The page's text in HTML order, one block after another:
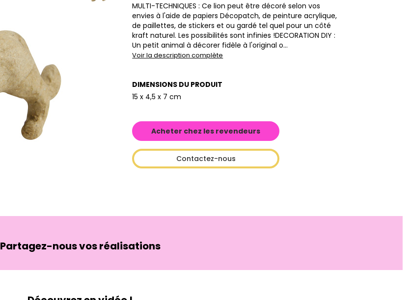
MULTI-TECHNIQUES : Ce lion peut être décoré selon vos
envies à l'aide de papiers Décopatch, de peinture acrylique,
de paillettes, de stickers et ou gardé tel quel pour un côté
kraft naturel. Les possibilités sont infinies !DECORATION DIY :
Un petit animal à décorer fidèle à l'original o...
Voir la description complète
DIMENSIONS DU PRODUIT
15 x 4,5 x 7 cm
Acheter chez les revendeurs
Contactez-nous
Partagez-nous vos réalisations